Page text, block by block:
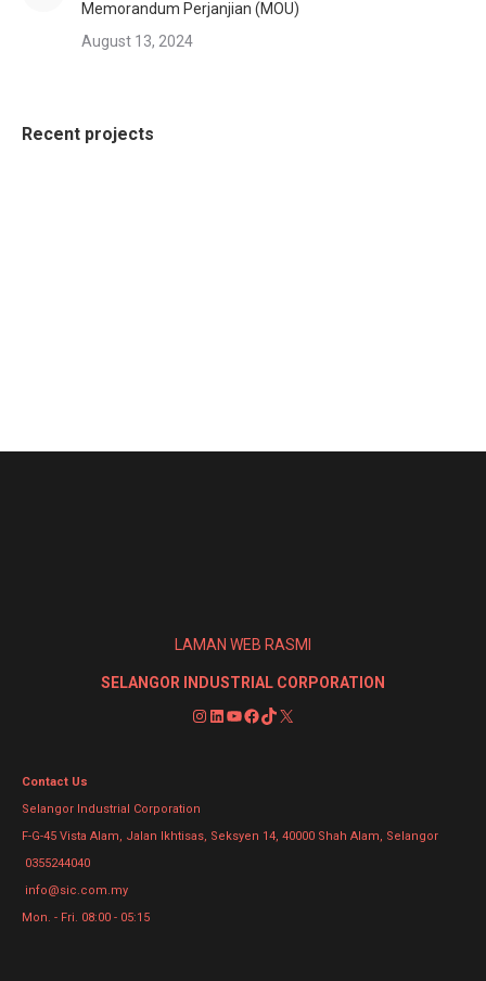
Memorandum Perjanjian (MOU)
August 13, 2024
Recent projects
LAMAN WEB RASMI
SELANGOR INDUSTRIAL CORPORATION
Instagram LinkedIn YouTube Facebook TikTok X
Contact Us
Selangor Industrial Corporation
F-G-45 Vista Alam, Jalan Ikhtisas, Seksyen 14, 40000 Shah Alam, Selangor
0355244040
info@sic.com.my
Mon. - Fri. 08:00 - 05:15